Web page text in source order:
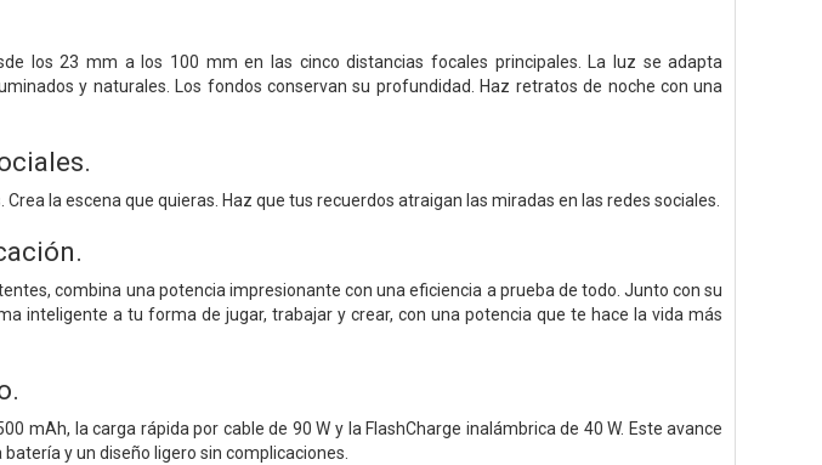
los 23 mm a los 100 mm en las cinco distancias focales principales. La luz se adapta
y naturales. Los fondos conservan su profundidad. Haz retratos de noche con una
la escena que quieras. Haz que tus recuerdos atraigan las miradas en las redes sociales.
combina una potencia impresionante con una eficiencia a prueba de todo. Junto con su
inteligente a tu forma de jugar, trabajar y crear, con una potencia que te hace la vida más
mAh, la carga rápida por cable de 90 W y la FlashCharge inalámbrica de 40 W. Este avance
y un diseño ligero sin complicaciones.